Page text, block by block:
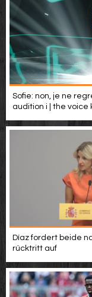
Sofie: non, je ne
audition i | the voice
Díaz fordert beide
rücktritt auf